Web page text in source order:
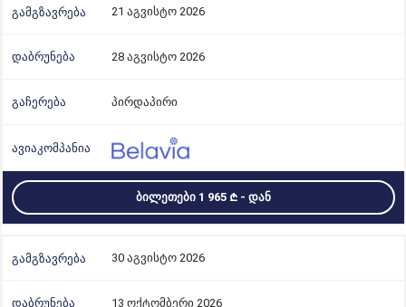
21 აგვისტო 2026
28 აგვისტო 2026
პირდაპირი
ᲑᲘᲚᲔᲗᲔᲑᲘ 1 965 - ᲓᲐᲜ
30 აგვისტო 2026
13 ოქტომბერი 2026